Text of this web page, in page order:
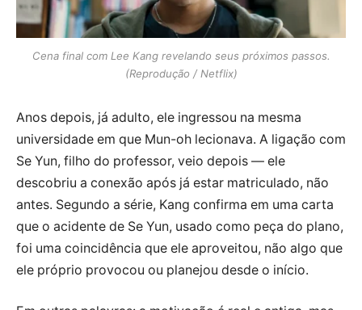
Cena final com Lee Kang revelando seus próximos passos.
(Reprodução / Netflix)
Anos depois, já adulto, ele ingressou na mesma
universidade em que Mun-oh lecionava. A ligação com
Se Yun, filho do professor, veio depois — ele
descobriu a conexão após já estar matriculado, não
antes. Segundo a série, Kang confirma em uma carta
que o acidente de Se Yun, usado como peça do plano,
foi uma coincidência que ele aproveitou, não algo que
ele próprio provocou ou planejou desde o início.